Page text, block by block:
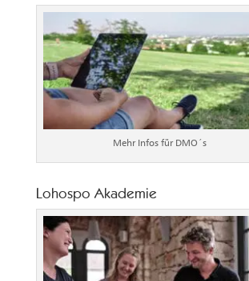
Mehr Infos für DMO´s
Lohospo Akademie